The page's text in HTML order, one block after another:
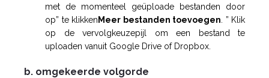
met de momenteel geüploade bestanden door
op” te klikken Meer bestanden toevoegen . ” Klik
op de vervolgkeuzepijl om een bestand te
uploaden vanuit Google Drive of Dropbox.
b. omgekeerde volgorde